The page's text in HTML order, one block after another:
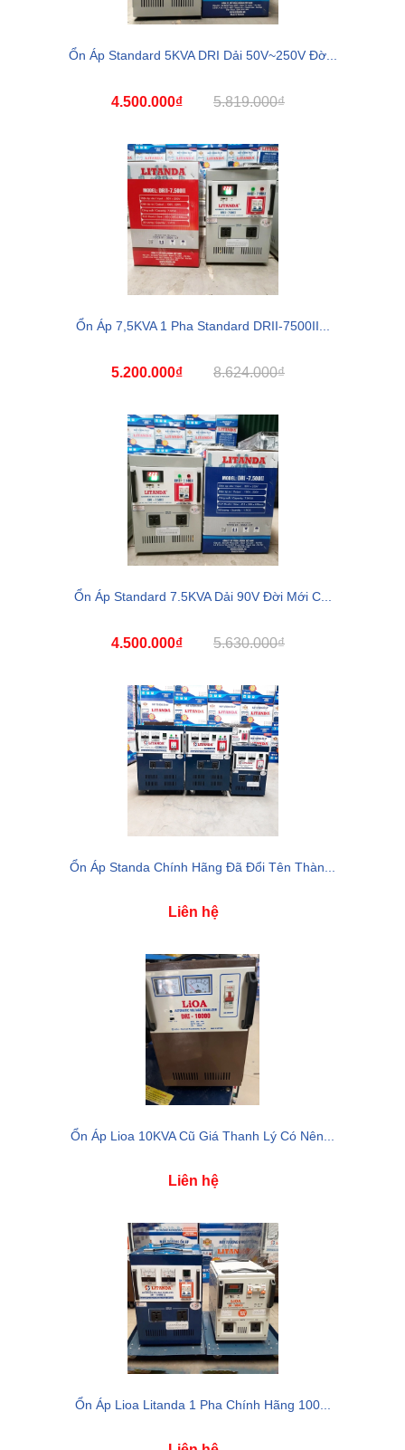
Ổn Áp Standard 5KVA DRI Dải 50V~250V Đờ...
4.500.000₫ 5.819.000₫
Ổn Áp 7,5KVA 1 Pha Standard DRII-7500II...
5.200.000₫ 8.624.000₫
Ổn Áp Standard 7.5KVA Dải 90V Đời Mới C...
4.500.000₫ 5.630.000₫
Ổn Áp Standa Chính Hãng Đã Đổi Tên Thàn...
Liên hệ
Ổn Áp Lioa 10KVA Cũ Giá Thanh Lý Có Nên...
Liên hệ
Ổn Áp Lioa Litanda 1 Pha Chính Hãng 100...